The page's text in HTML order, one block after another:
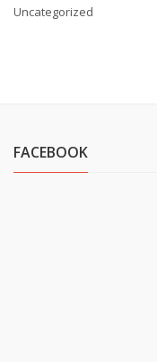
Uncategorized
FACEBOOK